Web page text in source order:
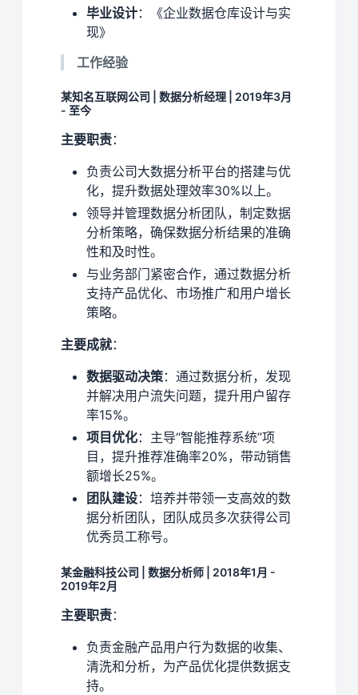
毕业设计：《企业数据仓库设计与实
现》
工作经验
某知名互联网公司 | 数据分析经理 | 2019年3月
- 至今
主要职责：
负责公司大数据分析平台的搭建与优
化，提升数据处理效率30%以上。
领导并管理数据分析团队，制定数据
分析策略，确保数据分析结果的准确
性和及时性。
与业务部门紧密合作，通过数据分析
支持产品优化、市场推广和用户增长
策略。
主要成就：
数据驱动决策：通过数据分析，发现
并解决用户流失问题，提升用户留存
率15%。
项目优化：主导“智能推荐系统”项
目，提升推荐准确率20%，带动销售
额增长25%。
团队建设：培养并带领一支高效的数
据分析团队，团队成员多次获得公司
优秀员工称号。
某金融科技公司 | 数据分析师 | 2018年1月 -
2019年2月
主要职责：
负责金融产品用户行为数据的收集、
清洗和分析，为产品优化提供数据支
持。